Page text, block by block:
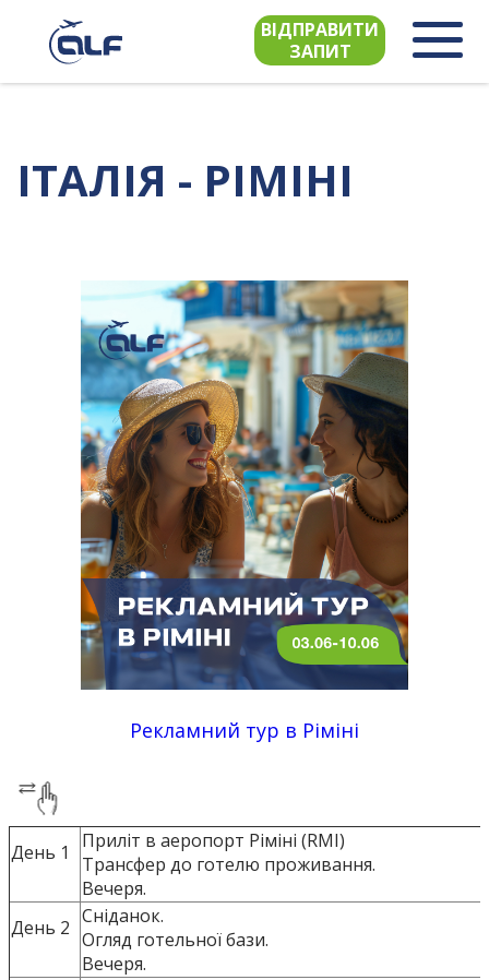
ВІДПРАВИТИ
ЗАПИТ
ІТАЛІЯ - РІМІНІ
Рекламний тур в Ріміні
День 1
Приліт в аеропорт Ріміні (RMI)
Трансфер до готелю проживання.
Вечеря.
День 2 Сніданок.
Огляд готельної бази.
Вечеря.